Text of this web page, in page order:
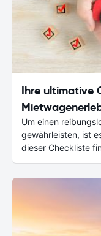
Ihre ultimative
Um einen
gewährleisten, ist
dieser Checkliste